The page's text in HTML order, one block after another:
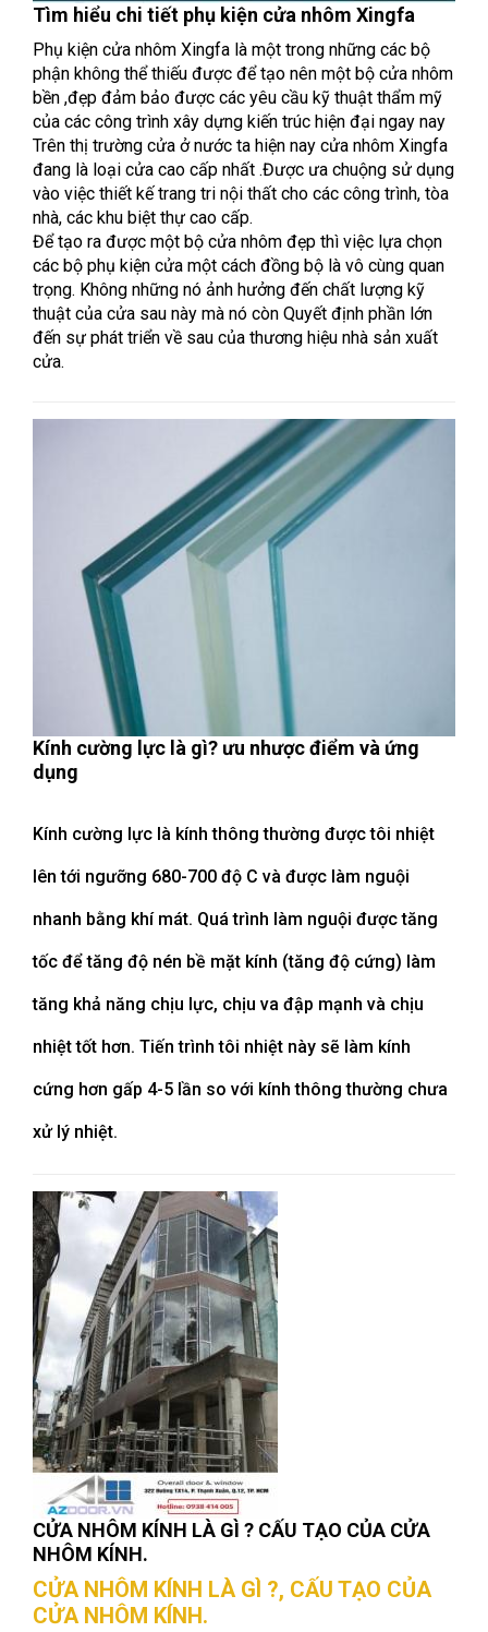
Tìm hiểu chi tiết phụ kiện cửa nhôm Xingfa
Phụ kiện cửa nhôm Xingfa là một trong những các bộ
phận không thể thiếu được để tạo nên một bộ cửa nhôm
bền ,đẹp đảm bảo được các yêu cầu kỹ thuật thẩm mỹ
của các công trình xây dựng kiến trúc hiện đại ngay nay
Trên thị trường cửa ở nước ta hiện nay cửa nhôm Xingfa
đang là loại cửa cao cấp nhất .Được ưa chuộng sử dụng
vào việc thiết kế trang tri nội thất cho các công trình, tòa
nhà, các khu biệt thự cao cấp.
Để tạo ra được một bộ cửa nhôm đẹp thì việc lựa chọn
các bộ phụ kiện cửa một cách đồng bộ là vô cùng quan
trọng. Không những nó ảnh hưởng đến chất lượng kỹ
thuật của cửa sau này mà nó còn Quyết định phần lớn
đến sự phát triển về sau của thương hiệu nhà sản xuất
cửa.
Kính cường lực là gì? ưu nhược điểm và ứng
dụng
Kính cường lực là kính thông thường được tôi nhiệt
lên tới ngưỡng 680-700 độ C và được làm nguội
nhanh bằng khí mát. Quá trình làm nguội được tăng
tốc để tăng độ nén bề mặt kính (tăng độ cứng) làm
tăng khả năng chịu lực, chịu va đập mạnh và chịu
nhiệt tốt hơn. Tiến trình tôi nhiệt này sẽ làm kính
cứng hơn gấp 4-5 lần so với kính thông thường chưa
xử lý nhiệt.
CỬA NHÔM KÍNH LÀ GÌ ? CẤU TẠO CỦA CỬA
NHÔM KÍNH.
CỬA NHÔM KÍNH LÀ GÌ ?, CẤU TẠO CỦA
CỬA NHÔM KÍNH.